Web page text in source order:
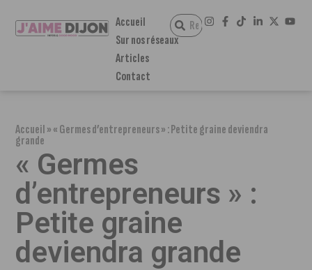
Accueil
Sur nos réseaux
Articles
Contact
Accueil»« Germes d’entrepreneurs » : Petite graine deviendra
grande
« Germes
d’entrepreneurs » :
Petite graine
deviendra grande